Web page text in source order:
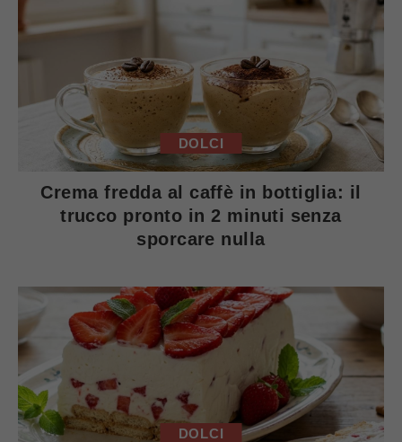
DOLCI
Crema fredda al caffè in bottiglia: il
trucco pronto in 2 minuti senza
sporcare nulla
DOLCI